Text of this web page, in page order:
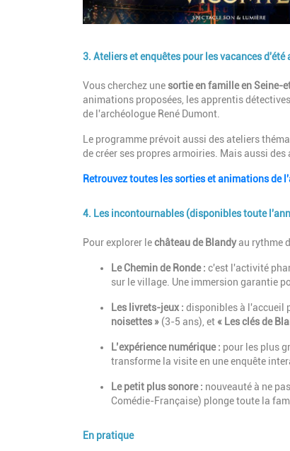
3. Ateliers et enquêtes pour les vacances d'été
Description
Vous cherchez unesortie en famille en Seine-
animations proposées, les apprentis
de l'archéologue René Dumont.
Le programme prévoit aussi des ateliers
de créer ses propres armoiries. Mais aussi
Retrouvez toutes les sorties et animations de
4. Les incontournables (disponibles toute
Description
Pour explorer lechâteau de Blandyau rythme
Le Chemin de Ronde : c'est l'activité
sur le village. Une immersion garantie
Les livrets-jeux : disponibles à l'accueil
noisettes » (3-5 ans), et« Les clés de
L’expérience numérique : pour les plus
transforme la visite en une enquête
Le petit plus sonore : nouveauté à ne
Comédie-Française) plonge toute la
En pratique